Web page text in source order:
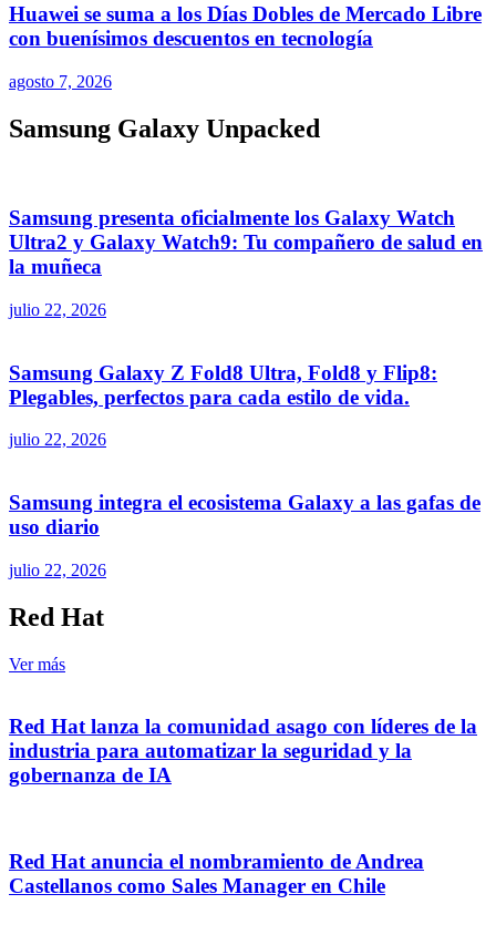
Huawei se suma a los Días Dobles de Mercado Libre
con buenísimos descuentos en tecnología
agosto 7, 2026
Samsung Galaxy Unpacked
Samsung presenta oficialmente los Galaxy Watch
Ultra2 y Galaxy Watch9: Tu compañero de salud en
la muñeca
julio 22, 2026
Samsung Galaxy Z Fold8 Ultra, Fold8 y Flip8:
Plegables, perfectos para cada estilo de vida.
julio 22, 2026
Samsung integra el ecosistema Galaxy a las gafas de
uso diario
julio 22, 2026
Red Hat
Ver más
Red Hat lanza la comunidad asago con líderes de la
industria para automatizar la seguridad y la
gobernanza de IA
Red Hat anuncia el nombramiento de Andrea
Castellanos como Sales Manager en Chile